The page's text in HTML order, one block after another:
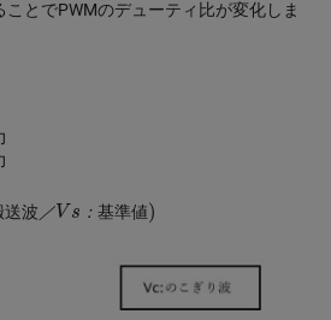
とでPWMのデューティ比が変化しま
る 搬 送波 ／Vs：